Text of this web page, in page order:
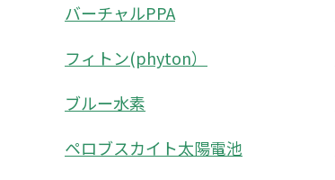
バーチャルPPA
フィトン(phyton）
ブルー水素
ペロブスカイト太陽電池